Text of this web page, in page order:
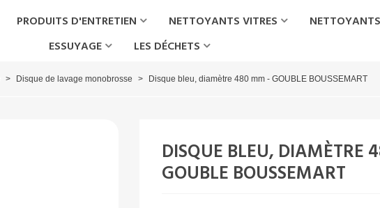
PRODUITS D'ENTRETIEN NETTOYANTS VITRES
ESSUYAGE
LES DÉCHETS
> Disque de lavage monobrosse > Disque bleu, diamètre 480 mm - GOUBLE BOUSSEMART
DISQUE BLEU, DIAMÈTRE
GOUBLE BOUSSEMART